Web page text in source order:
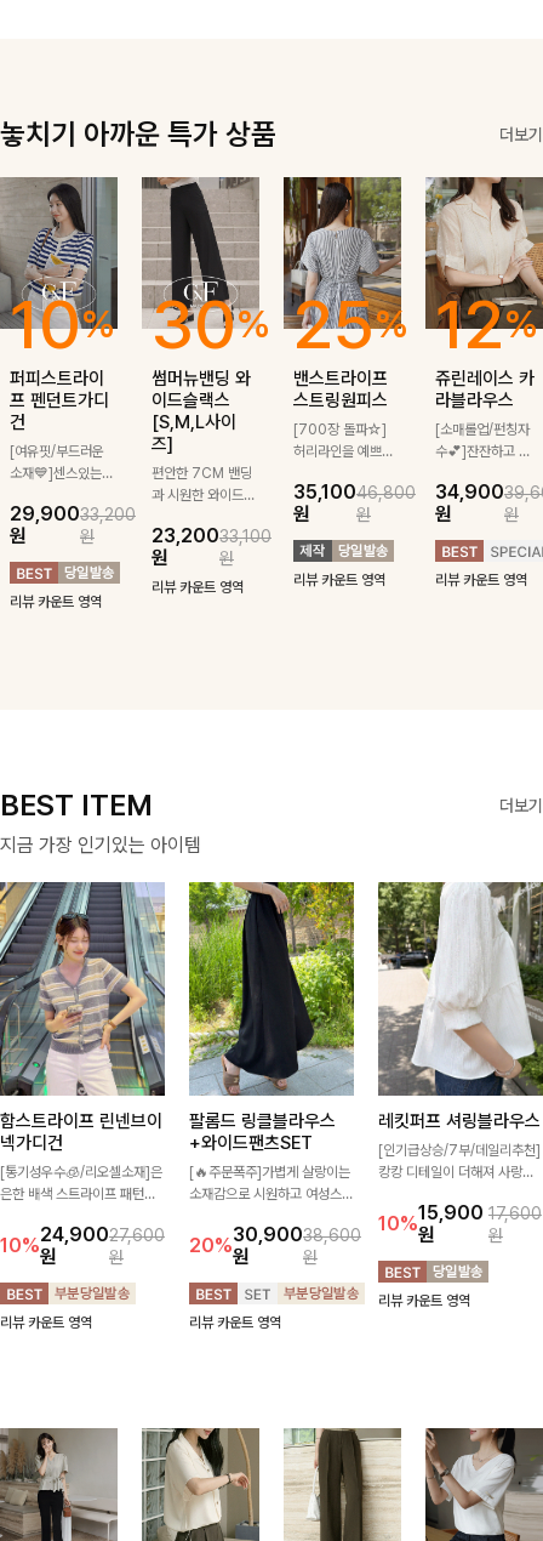
놓치기 아까운 특가 상품 더보기
10%
퍼피스트라이
프 펜던트가디
건
[여유핏/부드러운
소재💙]센스있는
귀여운 퍼피 펜던
트로 포인트를 선
사하는 니트 가디
건을 소개할게요 :)
29,900
원
33,200
원
리뷰 카운트 영역
30%
썸머뉴밴딩 와
이드슬랙스
[S,M,L사이
즈]
편안한 7CM 밴딩
과 시원한 와이드
로 여름 잡아보자 !
23,200
원
33,100
원
리뷰 카운트 영역
25%
밴스트라이프
스트링원피스
[700장 돌파☆]
허리라인을 예쁘게
깔끔한 스트라이프
패턴에 링클프리!
💙플레어지는 롱한
기장감까지 완벽한
데일리 원피스:B
35,100
원
46,800
원
리뷰 카운트 영역
12%
쥬린레이스 카
라블라우스
[소매롤업/펀칭자
수💕]잔잔하고 고
테일이 사랑스러운
블라우스-페미닌
하면서 여리한 무
드로 즐겨지는
ITEM
34,900
원
원
리뷰 카운트 영역
BEST ITEM 더보기
지금 가장 인기있는 아이템
함스트라이프 린넨브이
넥가디건
[통기성우수🧊/리오셀소재]은
은한 배색 스트라이프 패턴으
드 살려주는 니트 가디건 💛
브이넥 라인에 슬림하게 떨어
지는 핏 더해져 단독으로도 여
리하고 세련되게 입어져요-
10%24,900
원
27,600
원
리뷰 카운트 영역
팔롬드 링클블라우스
+와이드팬츠SET
[🔥주문폭주]가볍게 살랑이는
소재감으로 시원하고 여성스럽
트 🖤 허리 밴딩 디테일로 편
안하면서도 자연스럽게 라인
잡아주어 꾸안꾸 무드로 멋스
럽게 완성!
20%30,900
원
38,600
원
리뷰 카운트 영역
레킷퍼프 셔링블라우스
[인기급상승/7부/데일리추천]
캉캉 디테일이 더해져 사랑스
주는 블라우스 🤍 가볍게 퍼지
는 핏으로 체형을 자연스럽게
커버해주며 여성스럽게 즐기기
좋아요 ✨
10%15,900
원
17,600
원
리뷰 카운트 영역